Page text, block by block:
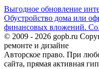
Выгодное обновление
Обустройство дома или
финансовых вложений.
© 2009 - 2026 gopb.ru
ремонте и дизайне
Авторское право. При
сайта, прямая активная